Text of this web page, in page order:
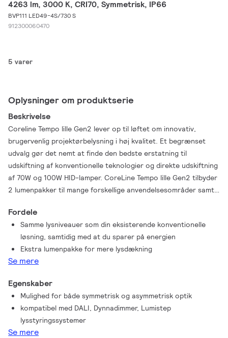
4263 lm, 3000 K, CRI70, Symmetrisk, IP66
BVP111 LED49-4S/730 S
912300060470
5 varer
Oplysninger om produktserie
Beskrivelse
Coreline Tempo lille Gen2 lever op til løftet om innovativ,
brugervenlig projektørbelysning i høj kvalitet. Et begrænset
udvalg gør det nemt at finde den bedste erstatning til
udskiftning af konventionelle teknologier og direkte udskiftning
af 70W og 100W HID-lamper. CoreLine Tempo lille Gen2 tilbyder
2 lumenpakker til mange forskellige anvendelsesområder samt
Installation af denne LED-projektør er simpel takket være det
U-formede monteringsbeslag og det eksterne 3-polede lynstik.
Det er en ideel projektørløsning til udendørsmiljøer såsom
industri-/kommercielle områder, parkeringspladser mv.
Fordele
Samme lysniveauer som din eksisterende konventionelle
løsning, samtidig med at du sparer på energien
Ekstra lumenpakke for mere lysdækning
Se mere
Egenskaber
Mulighed for både symmetrisk og asymmetrisk optik
kompatibel med DALI, Dynnadimmer, Lumistep
lysstyringssystemer
Se mere